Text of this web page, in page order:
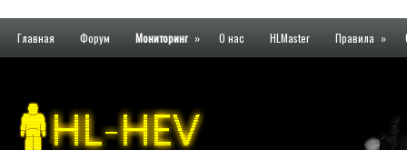
Главная Форум Мониторинг » О нас HLMaster Правила »